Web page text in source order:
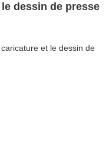
dessin de presse